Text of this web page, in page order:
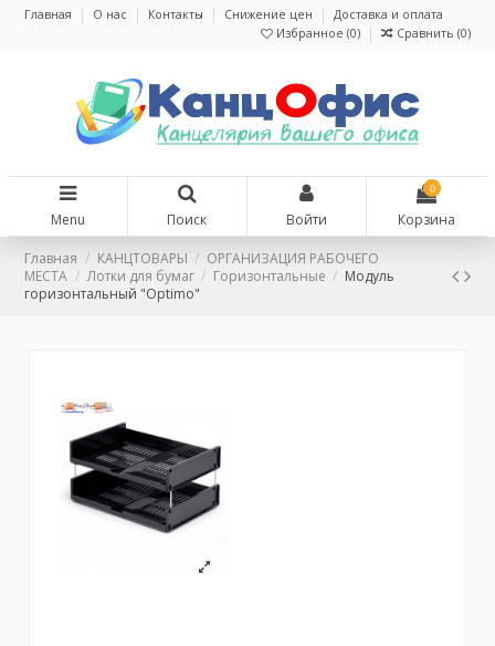
Главная О нас Контакты Снижение цен
Доставка и оплата
Избранное (0) Сравнить (0)
Menu Поиск Войти
0
Корзина
Главная КАНЦТОВАРЫ
ОРГАНИЗАЦИЯ РАБОЧЕГО
МЕСТА
Лотки для бумаг Горизонтальные
Модуль
горизонтальный "Optimo"